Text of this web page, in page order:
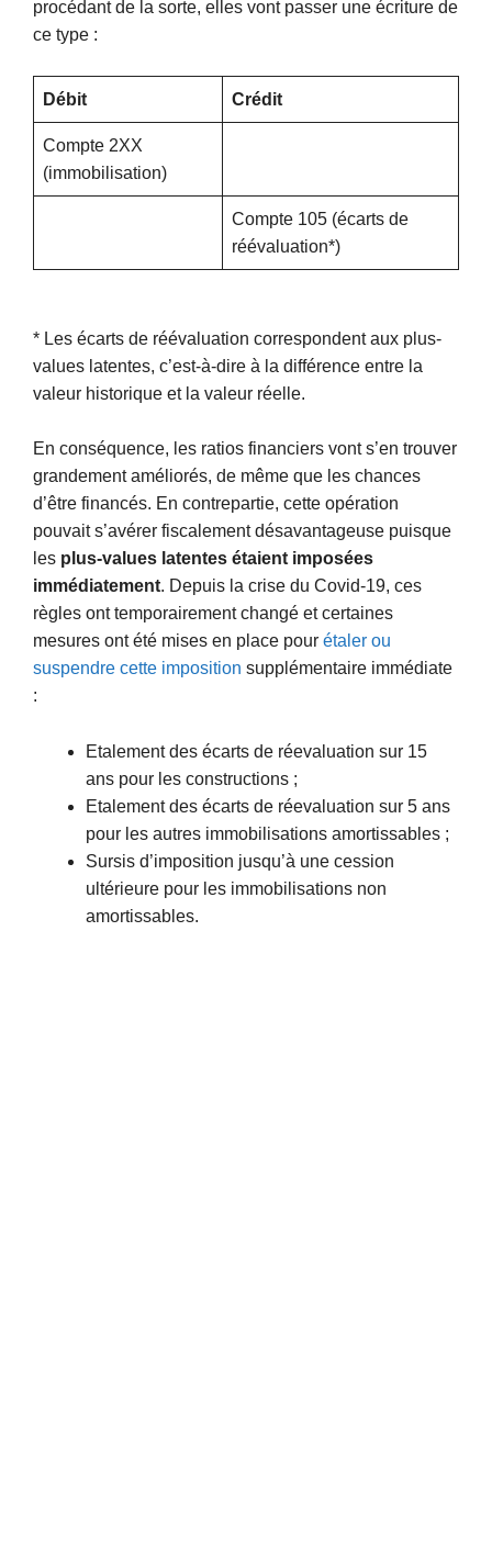
procédant de la sorte, elles vont passer une écriture de
ce type :
Débit Crédit
Compte 2XX
(immobilisation)
Compte 105 (écarts de
réévaluation*)
* Les écarts de réévaluation correspondent aux plus-
values latentes, c’est-à-dire à la différence entre la
valeur historique et la valeur réelle.
En conséquence, les ratios financiers vont s’en trouver
grandement améliorés, de même que les chances
d’être financés. En contrepartie, cette opération
pouvait s’avérer fiscalement désavantageuse puisque
les plus-values latentes étaient imposées
immédiatement. Depuis la crise du Covid-19, ces
règles ont temporairement changé et certaines
mesures ont été mises en place pour étaler ou
suspendre cette imposition supplémentaire immédiate
:
Etalement des écarts de réevaluation sur 15
ans pour les constructions ;
Etalement des écarts de réevaluation sur 5 ans
pour les autres immobilisations amortissables ;
Sursis d’imposition jusqu’à une cession
ultérieure pour les immobilisations non
amortissables.